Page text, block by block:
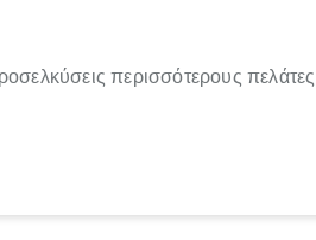
περισσότερους